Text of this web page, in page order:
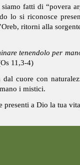
siamo fatti di “povera
lo si riconosce
ritorni alla
tenendolo per
11,3-4)
dal cuore con
i mistici.
a Dio la tua